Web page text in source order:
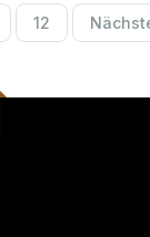
12